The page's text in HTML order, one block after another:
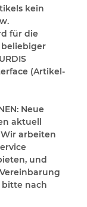
kein
für die
(Artikel-
Neue
aktuell
arbeiten
und
bitte nach